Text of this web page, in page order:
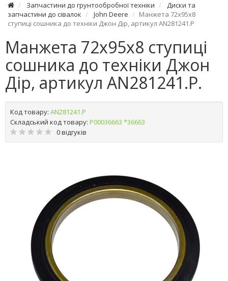
Запчастини до грунтообробної техніки
Диски та
запчастини до сівалок
John Deere
Манжета 72х95х8
ступиці сошника до техніки Джон Дір, артикул AN281241.P
Манжета 72х95х8 ступиці
сошника до техніки Джон
Дір, артикул AN281241.P.
Код товару: AN281241.P
Складський код товару: Р00036663 *36663
0 відгуків